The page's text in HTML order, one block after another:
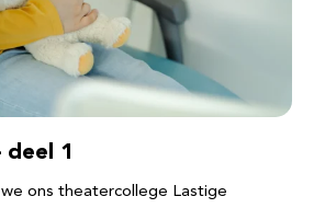
deel 1
ons theatercollege Lastige